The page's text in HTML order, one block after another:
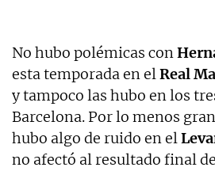
No hubo polémicas con
esta temporada en elReal
y tampoco las hubo en los
Barcelona. Por lo menos
hubo algo de ruido en el
no afectó al resultado final